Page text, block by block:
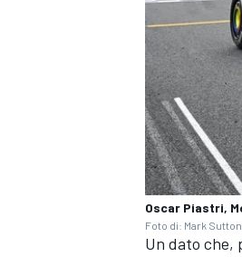
Oscar Piastri,
Foto di: Mark
Un dato che,